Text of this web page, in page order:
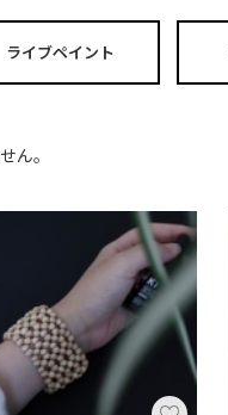
ライブペイント
ん。